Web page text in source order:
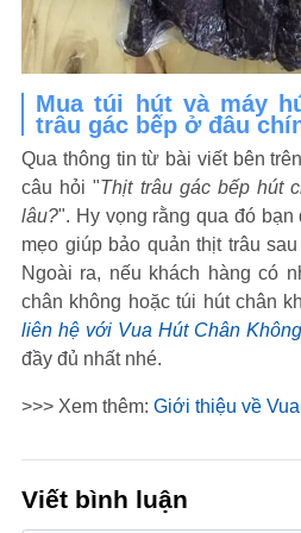
Mua túi hút và máy
trâu gác bếp ở đâu
Qua thông tin từ bài viết bên
câu hỏi "Thịt trâu gác bếp hút
lâu?". Hy vọng rằng qua đó
mẹo giúp bảo quản thịt trâu
Ngoài ra, nếu khách hàng có
chân không hoặc túi hút chân
liên hệ với Vua Hút Chân Không
đầy đủ nhất nhé.
>>> Xem thêm: Giới thiệu về
Viết bình luận